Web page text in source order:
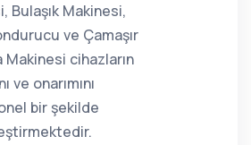
Bulaşık Makinesi,
ve Çamaşır
Makinesi cihazların
ve onarımını
bir şekilde